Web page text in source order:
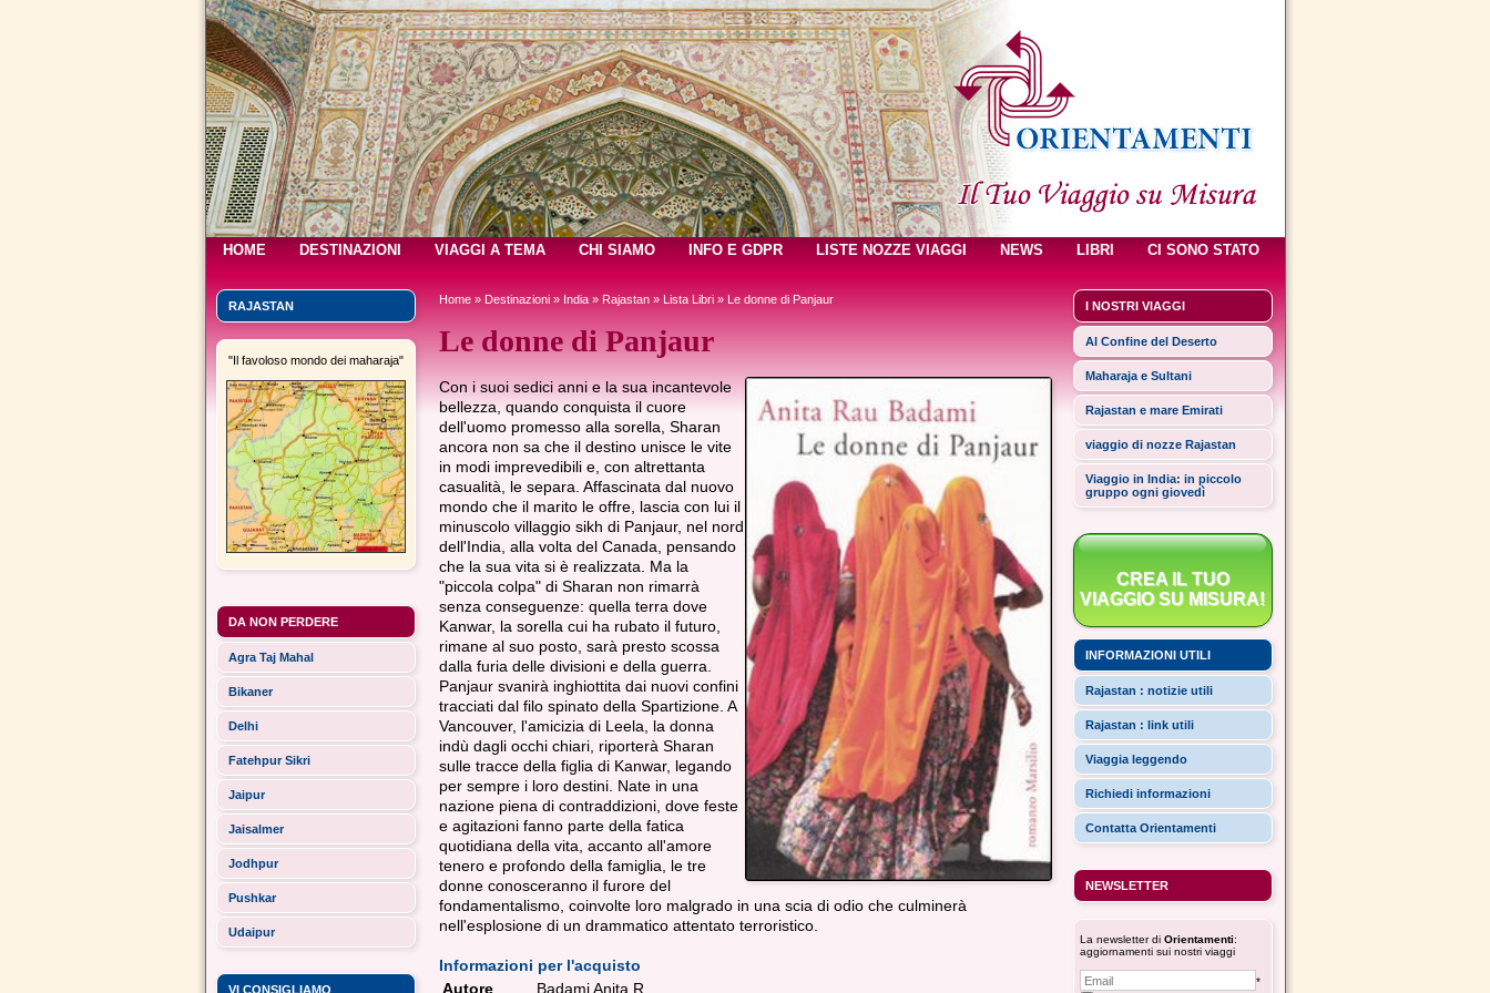
HOME DESTINAZIONI VIAGGI A TEMA CHI SIAMO INFO E GDPR LISTE NOZZE VIAGGI NEWS LIBRI CI SONO STATO
RAJASTAN
"Il favoloso mondo dei maharaja"
DA NON PERDERE
Agra Taj Mahal
Bikaner
Delhi
Fatehpur Sikri
Jaipur
Jaisalmer
Jodhpur
Pushkar
Udaipur
VI CONSIGLIAMO
Home» Destinazioni» India» Rajastan» Lista Libri» Le donne di Panjaur
Le donne di Panjaur
Con i suoi sedici anni e la sua incantevole
bellezza, quando conquista il cuore
dell'uomo promesso alla sorella, Sharan
ancora non sa che il destino unisce le vite
in modi imprevedibili e, con altrettanta
casualità, le separa. Affascinata dal nuovo
mondo che il marito le offre, lascia con lui il
minuscolo villaggio sikh di Panjaur, nel nord
dell'India, alla volta del Canada, pensando
che la sua vita si è realizzata. Ma la
"piccola colpa" di Sharan non rimarrà
senza conseguenze: quella terra dove
Kanwar, la sorella cui ha rubato il futuro,
rimane al suo posto, sarà presto scossa
dalla furia delle divisioni e della guerra.
Panjaur svanirà inghiottita dai nuovi confini
tracciati dal filo spinato della Spartizione. A
Vancouver, l'amicizia di Leela, la donna
indù dagli occhi chiari, riporterà Sharan
sulle tracce della figlia di Kanwar, legando
per sempre i loro destini. Nate in una
nazione piena di contraddizioni, dove feste
e agitazioni fanno parte della fatica
quotidiana della vita, accanto all'amore
tenero e profondo della famiglia, le tre
donne conosceranno il furore del
fondamentalismo, coinvolte loro malgrado in una scia di odio che culminerà
nell'esplosione di un drammatico attentato terroristico.
Informazioni per l'acquisto
Autore
Badami Anita R.
I NOSTRI VIAGGI
Al Confine del Deserto
Maharaja e Sultani
Rajastan e mare Emirati
viaggio di nozze Rajastan
Viaggio in India: in piccolo
gruppo ogni giovedì
CREA IL TUO
VIAGGIO SU MISURA!
INFORMAZIONI UTILI
Rajastan : notizie utili
Rajastan : link utili
Viaggia leggendo
Richiedi informazioni
Contatta Orientamenti
NEWSLETTER
La newsletter di Orientamenti:
aggiornamenti sui nostri viaggi
*